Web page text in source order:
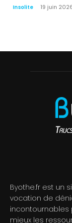
Insolite 19 juin
Byothe.fr est un
vocation de
mieux les